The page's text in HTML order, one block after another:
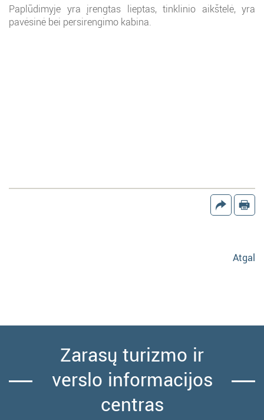
Paplūdimyje yra įrengtas lieptas, tinklinio aikštelė, yra
pavėsinė bei persirengimo kabina.
Atgal
Zarasų turizmo ir
verslo informacijos
centras